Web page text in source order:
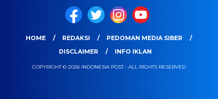
HOME REDAKSI
PEDOMAN MEDIA SIBER
DISCLAIMER
INFO IKLAN
COPYRIGHT © 2026 INDONESIA POST - ALL RIGHTS RESERVED